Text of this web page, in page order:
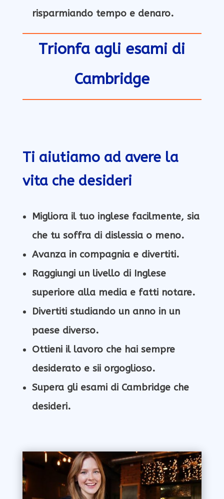
risparmiando tempo e denaro.
Trionfa agli esami di
Cambridge
Ti aiutiamo ad avere la
vita che desideri
Migliora il tuo inglese facilmente, sia
che tu soffra di dislessia o meno.
Avanza in compagnia e divertiti.
Raggiungi un livello di Inglese
superiore alla media e fatti notare.
Divertiti studiando un anno in un
paese diverso.
Ottieni il lavoro che hai sempre
desiderato e sii orgoglioso.
Supera gli esami di Cambridge che
desideri.